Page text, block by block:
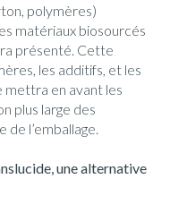
polymères)
matériaux biosourcés
présenté. Cette
les additifs, et les
mettra en avant les
plus large des
l’emballage.
une alternative